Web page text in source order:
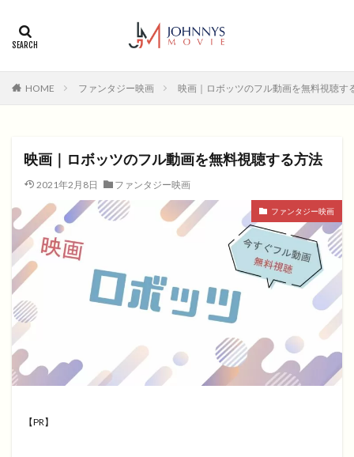
HOME ファンタジー映画 映画｜ロボッツのフル動画を無料視聴す
映画｜ロボッツのフル動画を無料視聴する方法
2021年2月8日 ファンタジー映画
ファンタジー映画
【PR】
2018年
SF アクション
アニメ
コメディー映画
ヒューマンドラマ
ヒューマンドラマ映画
ファンタジー映画
ホラー
無料視聴
無料視聴動画
青春